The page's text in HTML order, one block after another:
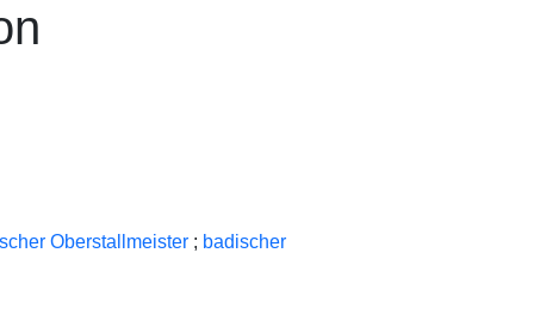
Oberstallmeister ; badischer